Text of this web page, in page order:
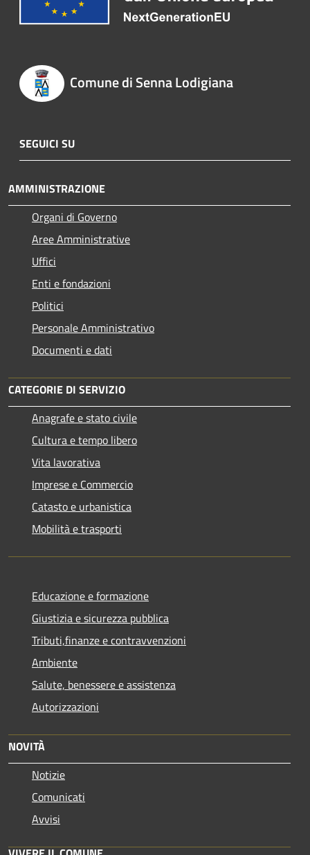
Comune di Senna Lodigiana
SEGUICI SU
AMMINISTRAZIONE
Organi di Governo
Aree Amministrative
Uffici
Enti e fondazioni
Politici
Personale Amministrativo
Documenti e dati
CATEGORIE DI SERVIZIO
Anagrafe e stato civile
Cultura e tempo libero
Vita lavorativa
Imprese e Commercio
Catasto e urbanistica
Mobilità e trasporti
Educazione e formazione
Giustizia e sicurezza pubblica
Tributi,finanze e contravvenzioni
Ambiente
Salute, benessere e assistenza
Autorizzazioni
NOVITÀ
Notizie
Comunicati
Avvisi